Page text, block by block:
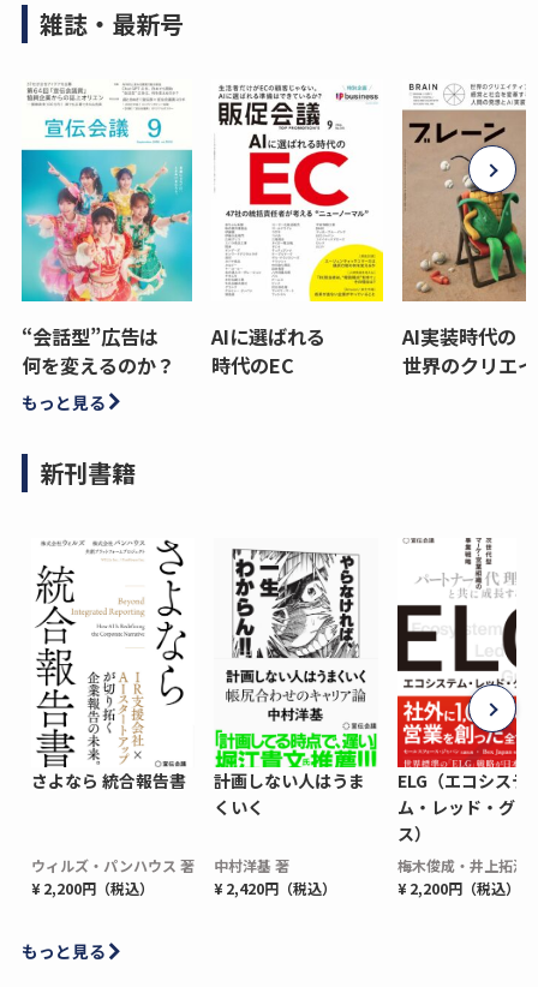
雑誌・最新号
“会話型”広告は
何を変えるのか？
AIに選ばれる
時代のEC
AI実装時代の
世界のクリエ
もっと見る
新刊書籍
さよなら 統合報告書
ウィルズ・パンハウス 著
¥ 2,200円（税込）
計画しない人はうま
くいく
中村洋基 著
¥ 2,420円（税込）
ELG（エコシステ
ム・レッド・グロ
ス）
梅木俊成・井上拓海
¥ 2,200円（税込）
もっと見る